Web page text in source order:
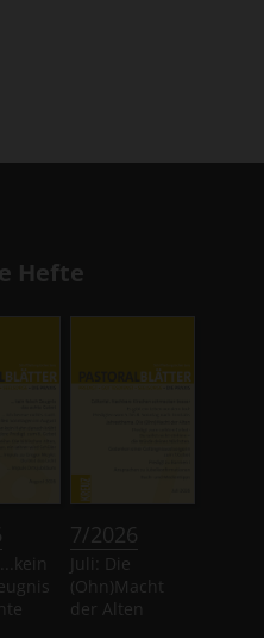
Hefte
7/2026
Juli: Die
(Ohn)Macht
der Alten